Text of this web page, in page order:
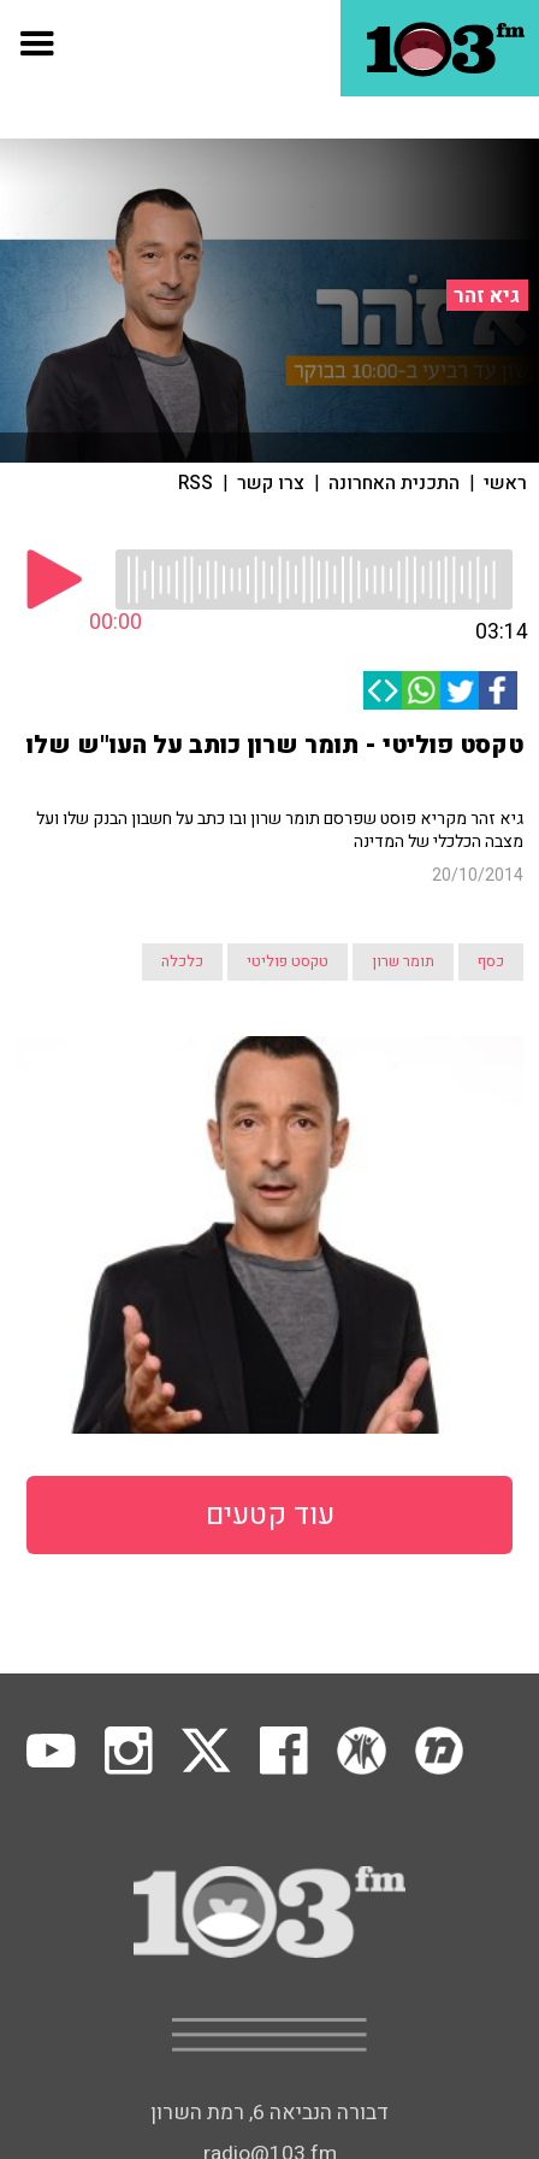
גיא זהר
ראשי | התכנית האחרונה | צרו קשר |
RSS
00:00 03:14
טקסט פוליטי - תומר שרון כותב על העו"ש שלו
גיא זהר מקריא פוסט שפרסם תומר שרון ובו כתב על חשבון הבנק שלו ועל
מצבה הכלכלי של המדינה
20/10/2014
כסף תומר שרון טקסט פוליטי כלכלה
עוד קטעים
דבורה הנביאה 6, רמת השרון